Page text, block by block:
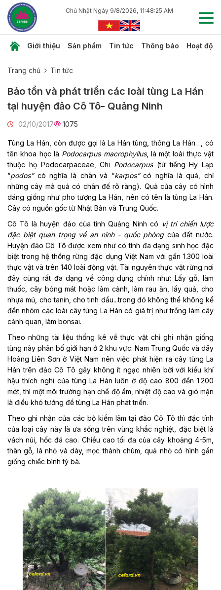
Chủ Nhật Ngày 9/8/2026, 11:48:25 AM
Giới thiệu Sản phẩm Tin tức Thông báo Hoạt
Trang chủ Tin tức
Bảo tồn và phát triển các loài tùng La Hán
tại huyện đảo Cô Tô- Quảng Ninh
02/10/2017 1075
Tùng La Hán, còn được gọi là La Hán tùng, thông La Hán…, có
tên khoa học là Podocarpus macrophyllus, là một loài thực vật
thuộc họ Podocarpaceae, Chi Podocarpus (từ tiếng Hy Lạp
“podos”có nghĩa là chân và “karpos”có nghĩa là quả, chỉ
những cây mà quả có chân đế rõ ràng). Quả của cây có hình
dáng giống như pho tượng La Hán, nên có tên là tùng La Hán.
Cây có nguồn gốc từ Nhật Bản và Trung Quốc.
Cô Tô là huyện đảo của tỉnh Quảng Ninh có vị trí chiến lược
đặc biệt quan trọng về an ninh- quốc phòngcủa đất nước.
Huyện đảo Cô Tô được xem như có tính đa dạng sinh học đặc
biệt trong hệ thống rừng đặc dụng Việt Nam với gần 1.300 loài
thực vật và trên 140 loài động vật. Tài nguyên thực vật rừng nơi
đây cũng rất đa dạng về công dụng chính như: Lấy gỗ, làm
thuốc, cây bóng mát hoặc làm cảnh, làm rau ăn, lấy quả, cho
nhựa mủ, cho tanin, cho tinh dầu...trong đó không thể không kể
đến nhóm các loài cây tùng La Hán có giá trị như trồng làm cây
cảnh quan, làm bonsai.
Theo những tài liệu thống kê về thực vật chỉ ghi nhận giống
tùng này phân bố giới hạn ở 2 khu vực: Nam Trung Quốc và dãy
Hoàng Liên Sơn ở Việt Nam nên việc phát hiện ra cây tùng La
Hán trên đảo Cô Tô gây không ít ngạc nhiên bởi với kiểu khí
hậu thích nghi của tùng La Hán luôn ở độ cao 800 đến 1.200
mét, thì một môi trường hạn chế độ ẩm, nhiệt độ cao và gió mặn
là điều khó tưởng để tùng La Hán phát triển.
Theo ghi nhận của các bộ kiểm lâm tại đảo Cô Tô thì đặc tính
của loại cây này là ưa sống trên vùng khắc nghiệt, đặc biệt là
vách núi, hốc đá cao. Chiều cao tối đa của cây khoảng 4-5m,
thân gỗ, lá nhỏ và dày, mọc thành chùm, quả nhỏ có hình gần
giống chiếc bình tỳ bà.